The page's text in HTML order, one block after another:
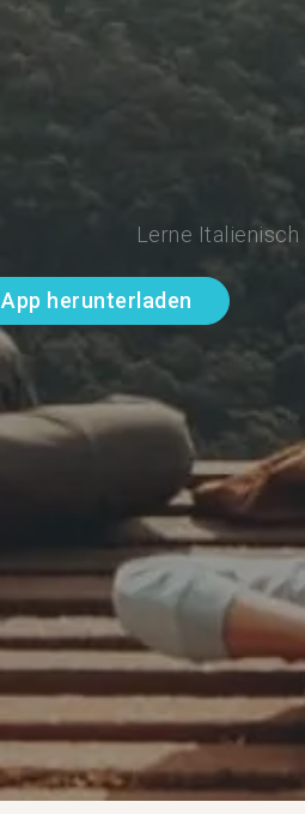
Lerne
App herunterladen